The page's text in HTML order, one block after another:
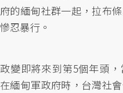
府的緬甸社群一起，拉布
慘忍暴行。
政變即將來到第5個年頭
在緬甸軍政府時，台灣社